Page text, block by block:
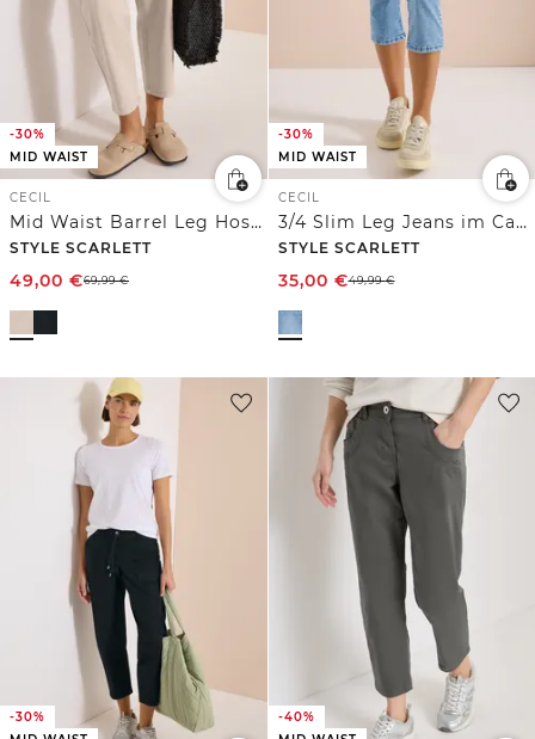
-30%
MID WAIST
CECIL
Mid Waist Barrel Leg Hose im Casual Fit
STYLE SCARLETT
49,00 €69,99€
-30%
MID WAIST
CECIL
3/4 Slim Leg Jeans im Casual Fit
STYLE SCARLETT
35,00 €49,99€
-30%
-40%